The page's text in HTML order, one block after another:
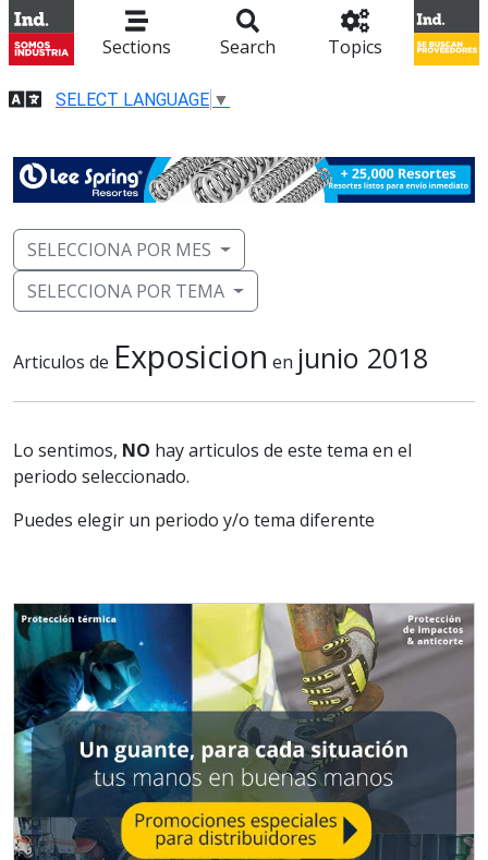
Sections Search Topics
SELECT LANGUAGE ▼
SELECCIONA POR MES
SELECCIONA POR TEMA
Articulos de Exposicion en junio 2018
Lo sentimos, NO hay articulos de este tema en el
periodo seleccionado.
Puedes elegir un periodo y/o tema diferente